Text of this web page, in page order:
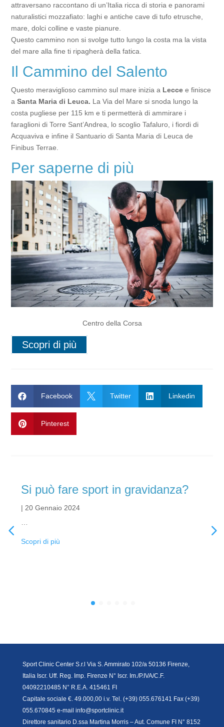
attraversano raccontano di un’Italia ricca di storia e panorami
naturalistici mozzafiato: laghi e antiche cave di tufo etrusche,
mare, dolci colline e vaste pianure.
Questo cammino non si svolge tutto lungo la costa ma la vista
del mare alla fine ti ripagherà della fatica.
Il Cammino del Salento
Questo meraviglioso cammino sul mare inizia a Lecce e finisce
aSanta Maria di Leuca. La Via del Mare si snoda lungo la
costa pugliese per 115 km e ti permetterà di ammirare i
faraglioni di Torre Sant’Andrea, lo scoglio Tafaluro, i fiordi di
Acquaviva e infine il Santuario di Santa Maria di Leuca de
Finibus Terrae.
Per saperne di più
Centro della Corsa
Scopri di più
 Facebook  Twitter  Linkedin
 Pinterest
Si può fare sport in gravidanza?
| 20 Gennaio 2024
Scopri di più
Sport Clinic Center S.r.l Via S. Ammirato 102/a 50136 Firenze,
Italia Iscr. Uff. Reg. Imp. Firenze N° Iscr. Im./P.IVA/C.F.
04092210485 N° R.E.A. 415461 FI
Capitale sociale €. 49.000,00 i.v. Tel. (+39) 055.676141 Fax (+39)
055.670845 e-mail info@sportclinic.it
Direttore sanitario D.ssa Martina Morris – Aut. Comune FI N° 8152